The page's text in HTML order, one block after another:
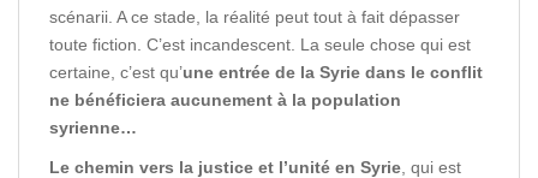
scénarii. A ce stade, la réalité peut tout à fait dépasser
toute fiction. C’est incandescent. La seule chose qui est
certaine, c’est qu’une entrée de la Syrie dans le conflit
ne bénéficiera aucunement à la population
syrienne…
Le chemin vers la justice et l’unité en Syrie , qui est